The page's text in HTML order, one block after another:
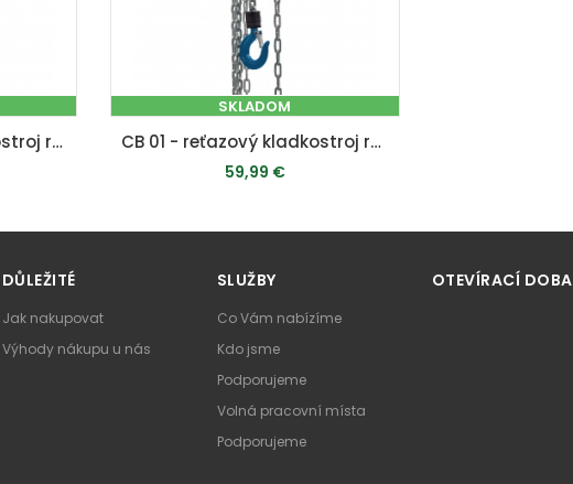
CB 02 - reťazový kladkostroj ručný
SKLADOM
CB 01 - reťazový kladkostroj ručný
59,99 €
PRIDAŤ DO KOŠÍKA
DŮLEŽITÉ
Jak nakupovat
Výhody nákupu u nás
SLUŽBY
Co Vám nabízíme
Kdo jsme
Podporujeme
Volná pracovní místa
Podporujeme
OTEVÍRACÍ DOBA